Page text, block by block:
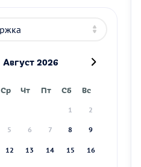
Август 2026
Ср Чт Пт Сб Вс
1 2
5 6 7 8 9
12 13 14 15 16